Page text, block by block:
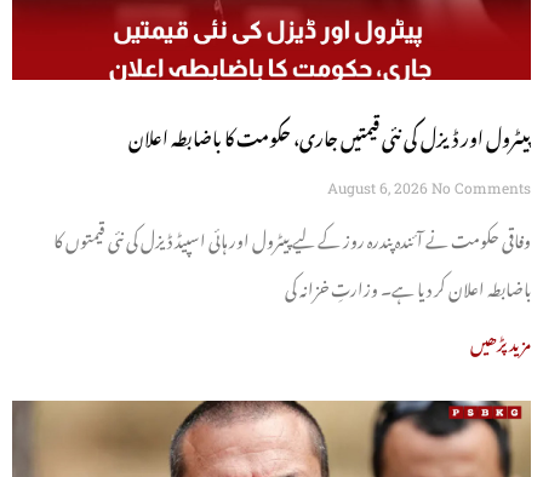
پیٹرول اور ڈیزل کی نئی قیمتیں جاری، حکومت کا باضابطہ اعلان
August 6, 2026 No Comments
وفاقی حکومت نے آئندہ پندرہ روز کے لیے پیٹرول اور ہائی اسپیڈ ڈیزل کی نئی قیمتوں کا
باضابطہ اعلان کر دیا ہے۔ وزارتِ خزانہ کی
مزید پڑھیں